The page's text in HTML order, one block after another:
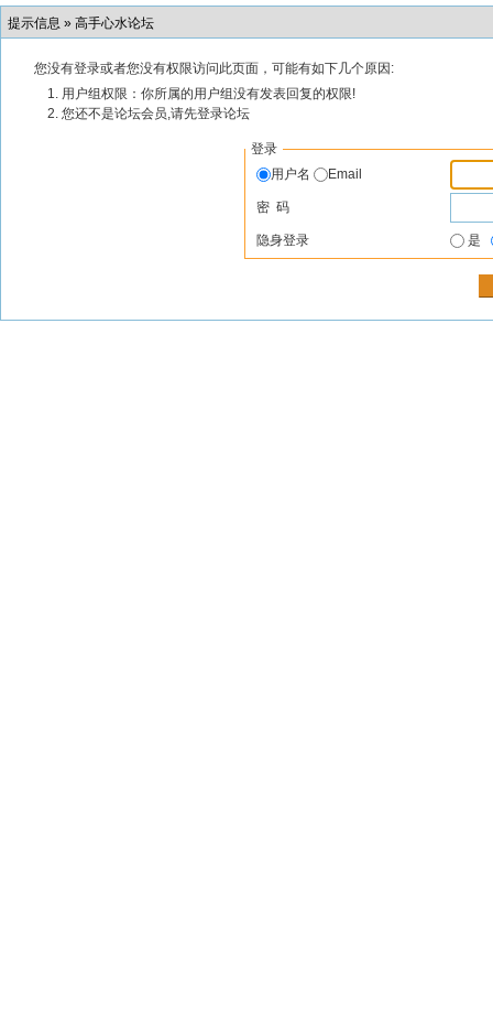
提示信息 » 高手心水论坛
您没有登录或者您没有权限访问此页面，可能有如下几个原因:
用户组权限：你所属的用户组没有发表回复的权限!
您还不是论坛会员,请先登录论坛
登录
用户名
Email
密 码
隐身登录 是